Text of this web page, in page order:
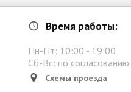
Время работы:
Пн-Пт: 10:00 - 19:00
Сб-Вс: по согласованию
Схемы проезда